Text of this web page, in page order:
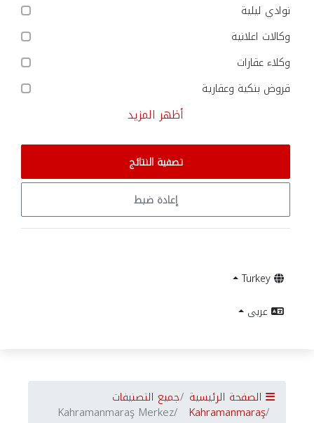
نوادي ليلية
وكالات اعلانية
وكلاء عقارات
قروض بنكية وعقارية
أظهر المزيد
تصفية النتائج
إعادة ضبط
Turkey
عربى
الصفحة الرئيسية جميع التصنيفات
Kahramanmaraş
Kahramanmaraş Merkez